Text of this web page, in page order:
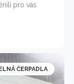
pro vás
ČERPADLA